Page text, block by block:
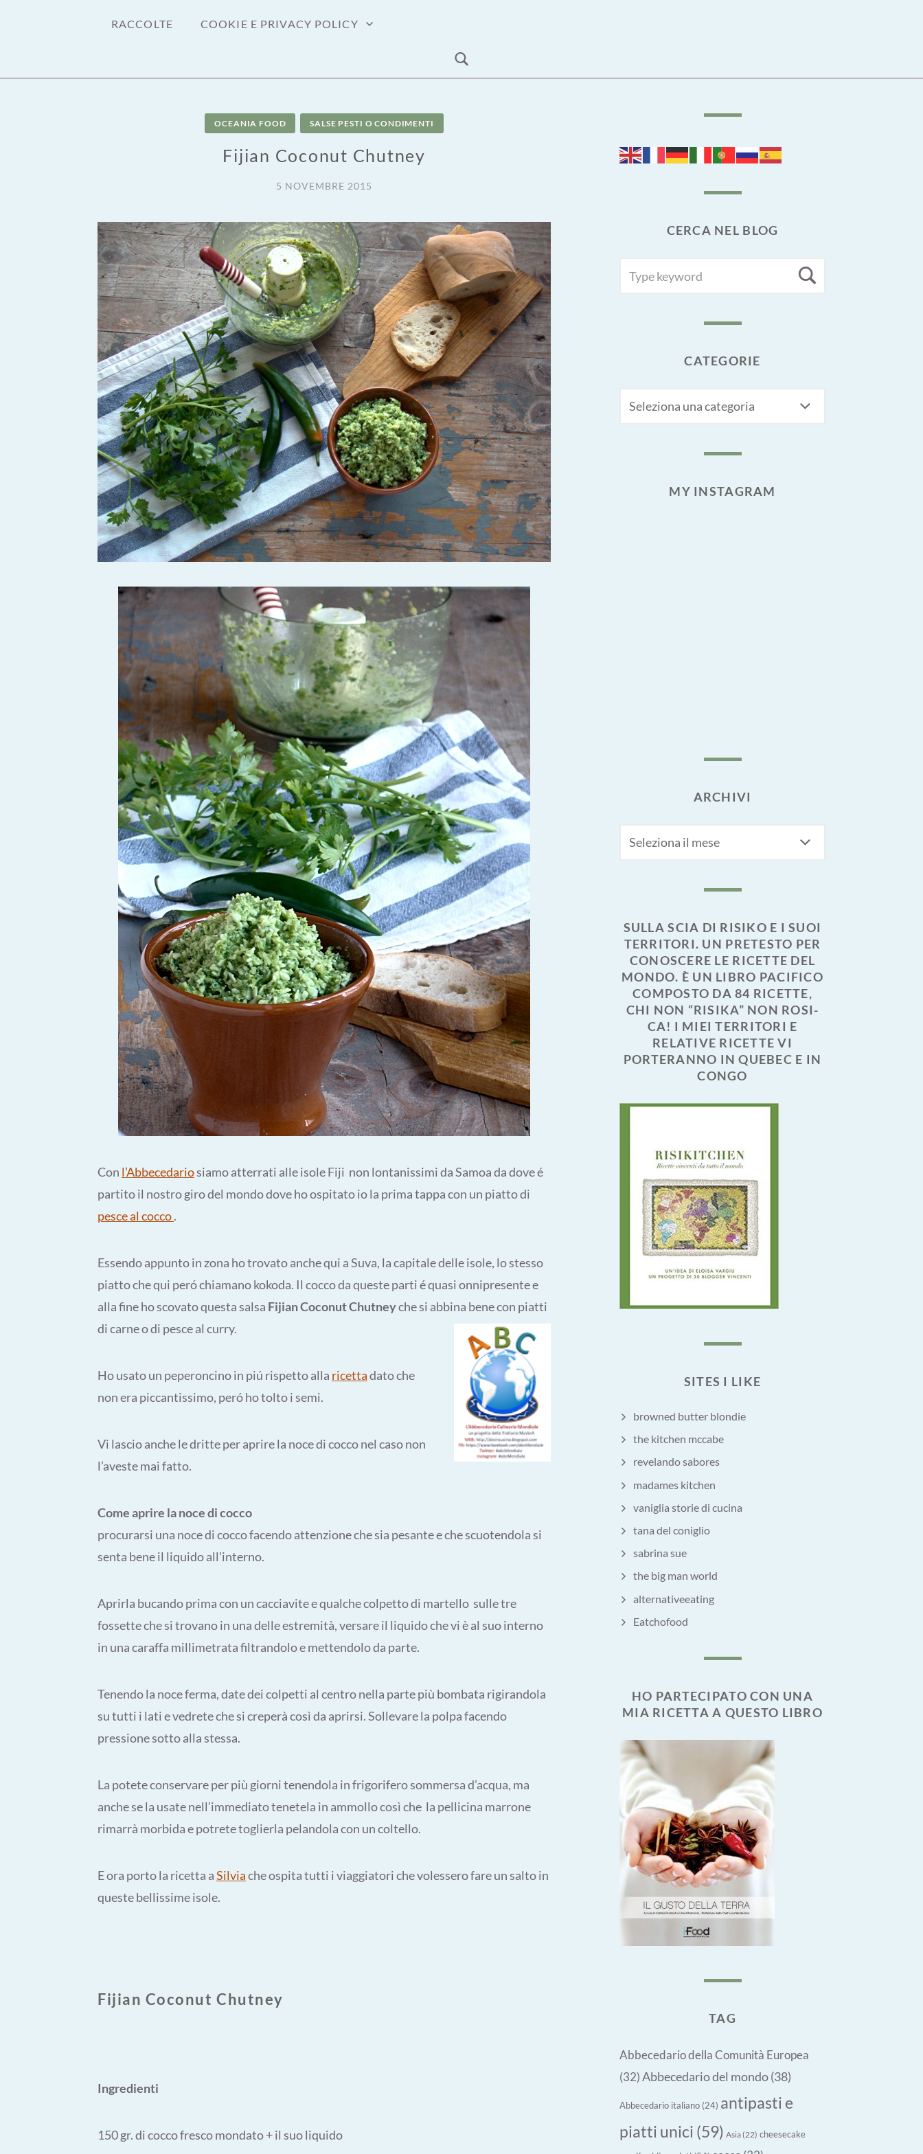
RACCOLTE COOKIE E PRIVACY POLICY
OCEANIA FOOD SALSE PESTI O CONDIMENTI
Fijian Coconut Chutney
5 NOVEMBRE 2015
Con l’Abbecedariosiamo atterrati alle isole Fiji non lontanissimi da Samoa da dove é
partito il nostro giro del mondo dove ho ospitato io la prima tappa con un piatto di
pesce al cocco.
Essendo appunto in zona ho trovato anche qui a Suva, la capitale delle isole, lo stesso
piatto che qui peró chiamano kokoda. Il cocco da queste parti é quasi onnipresente e
alla fine ho scovato questa salsa Fijian Coconut Chutneyche si abbina bene con piatti
di carne o di pesce al curry.
Ho usato un peperoncino in piú rispetto alla ricettadato che
non era piccantissimo, peró ho tolto i semi.
Vi lascio anche le dritte per aprire la noce di cocco nel caso non
l’aveste mai fatto.
Come aprire la noce di cocco
procurarsi una noce di cocco facendo attenzione che sia pesante e che scuotendola si
senta bene il liquido all’interno.
Aprirla bucando prima con un cacciavite e qualche colpetto di martello sulle tre
fossette che si trovano in una delle estremità, versare il liquido che vi è al suo interno
in una caraffa millimetrata filtrandolo e mettendolo da parte.
Tenendo la noce ferma, date dei colpetti al centro nella parte più bombata rigirandola
su tutti i lati e vedrete che si creperà così da aprirsi. Sollevare la polpa facendo
pressione sotto alla stessa.
La potete conservare per più giorni tenendola in frigorifero sommersa d’acqua, ma
anche se la usate nell’immediato tenetela in ammollo così che la pellicina marrone
rimarrà morbida e potrete toglierla pelandola con un coltello.
E ora porto la ricetta aSilviache ospita tutti i viaggiatori che volessero fare un salto in
queste bellissime isole.
Fijian Coconut Chutney
Ingredienti
150 gr. di cocco fresco mondato + il suo liquido
CERCA NEL BLOG
FOR:
CATEGORIE
MY INSTAGRAM
ARCHIVI
SULLA SCIA DI RISIKO E I SUOI
TERRITORI. UN PRETESTO PER
CONOSCERE LE RICETTE DEL
MONDO. È UN LIBRO PACIFICO
COMPOSTO DA 84 RICETTE,
CHI NON “RISIKA” NON ROSI-
CA! I MIEI TERRITORI E
RELATIVE RICETTE VI
PORTERANNO IN QUEBEC E IN
CONGO
SITES I LIKE
browned butter blondie
the kitchen mccabe
revelando sabores
madames kitchen
vaniglia storie di cucina
tana del coniglio
sabrina sue
the big man world
alternativeeating
Eatchofood
HO PARTECIPATO CON UNA
MIA RICETTA A QUESTO LIBRO
TAG
Abbecedario della Comunità Europea
(32) Abbecedario del mondo(38)
Abbecedario italiano (24) antipasti e
piatti unici (59) Asia(22) cheesecake